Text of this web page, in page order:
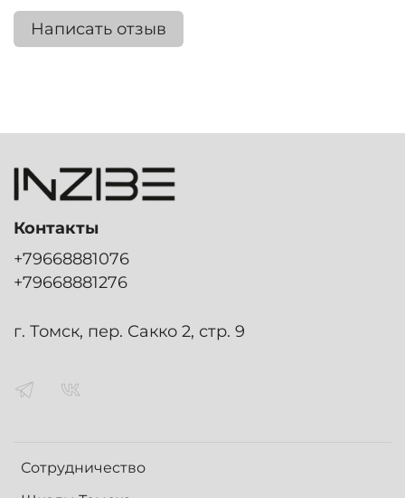
Написать отзыв
Сотрудничество
Контакты
+79668881076
+79668881276
г. Томск, пер. Сакко 2, стр. 9